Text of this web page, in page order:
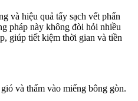
và hiệu quả tẩy sạch vết phấn
pháp này không đòi hỏi nhiều
giúp tiết kiệm thời gian và tiền
và thấm vào miếng bông gòn.